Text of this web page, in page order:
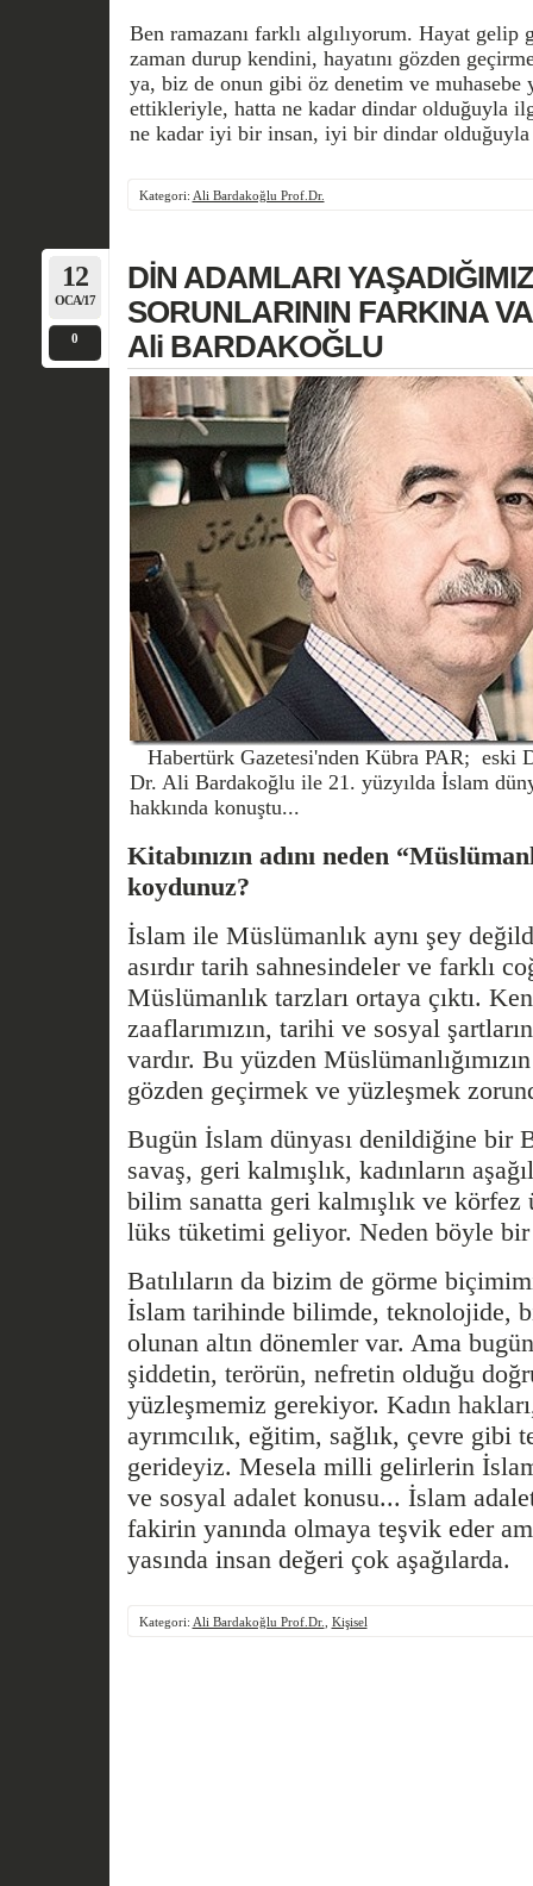
Ben ramazanı farklı algılıyorum. Hayat gelip
zaman durup kendini, hayatını gözden
ya, biz de onun gibi öz denetim ve muhasebe
ettikleriyle, hatta ne kadar dindar olduğuyla
ne kadar iyi bir insan, iyi bir dindar
Kategori: Ali Bardakoğlu Prof.Dr.
12
OCA/17
0
DİN ADAMLARI
SORUNLARININ FARKINA
Ali BARDAKOĞLU
Habertürk Gazetesi'nden Kübra PAR; eski
Dr. Ali Bardakoğlu ile 21. yüzyılda İslam
hakkında konuştu...
Kitabınızın adını neden
koydunuz?
İslam ile Müslümanlık aynı şey
asırdır tarih sahnesindeler ve farklı
Müslümanlık tarzları ortaya çıktı.
zaaflarımızın, tarihi ve sosyal
vardır. Bu yüzden
gözden geçirmek ve yüzleşmek
Bugün İslam dünyası denildiğine bir
savaş, geri kalmış­lık, kadınların
bilim sanatta geri kalmışlık ve körfez
lüks tüketimi geliyor. Neden böyle bir
Batılıların da bizim de görme
İslam tarihinde bilimde, teknolojide,
olunan altın dönemler var. Ama
şiddetin, terö­rün, nefretin olduğu
yüzleşmemiz gerekiyor. Kadın
ayrımcılık, eğitim, sağ­lık, çevre gibi
gerideyiz. Mesela milli gelirlerin
ve sosyal adalet konusu... İslam
fakirin yanında olmaya teşvik eder
yasında insan değeri çok aşağılarda.
Kategori: Ali Bardakoğlu Prof.Dr. Kişisel